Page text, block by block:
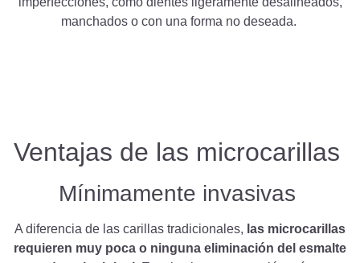
manchados o con una forma no deseada.
Ventajas de las microcarillas
Mínimamente invasivas
A diferencia de las carillas tradicionales, las microcarillas
requieren muy poca o ninguna eliminación del esmalte